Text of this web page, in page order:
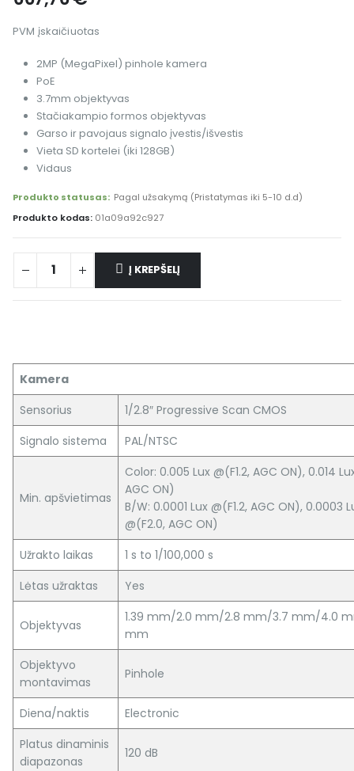
PVM įskaičiuotas
2MP (MegaPixel) pinhole kamera
PoE
3.7mm objektyvas
Stačiakampio formos objektyvas
Garso ir pavojaus signalo įvestis/išvestis
Vieta SD kortelei (iki 128GB)
Vidaus
Produkto statusas: Pagal užsakymą (Pristatymas iki 5-10 d.d)
Produkto kodas: 01a09a92c927
Į KREPŠELĮ
Kamera
Sensorius
1/2.8″ Progressive Scan CMOS
Signalo sistema
PAL/NTSC
Min. apšvietimas
Color: 0.005 Lux @(F1.2, AGC ON), 0.014
AGC ON)
B/W: 0.0001 Lux @(F1.2, AGC ON), 0.0003
@(F2.0, AGC ON)
Užrakto laikas
1 s to 1/100,000 s
Lėtas užraktas
Yes
Objektyvas
1.39 mm/2.0 mm/2.8 mm/3.7 mm/4.0
mm
Objektyvo
montavimas
Pinhole
Diena/naktis
Electronic
Platus dinaminis
diapazonas
120 dB